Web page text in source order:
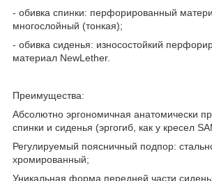
- обивка спинки: перфорированный
многослойный (тонкая);
- обивка сиденья: износостойкий
материал NewLether.
Преимущества:
Абсолютно эргономичная анатомически
спинки и сиденья (эргогиб, как у кресел
Регулируемый поясничный подпор:
хромированный;
Уникальная форма передней части